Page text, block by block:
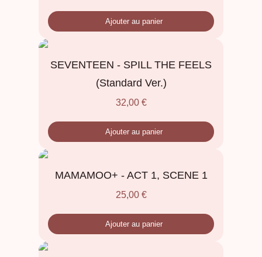
Ajouter au panier
SEVENTEEN - SPILL THE FEELS
(Standard Ver.)
32,00 €
Ajouter au panier
MAMAMOO+ - ACT 1, SCENE 1
25,00 €
Ajouter au panier